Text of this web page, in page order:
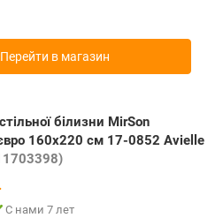
Перейти в магазин
білизни MirSon
160x220 см 17-0852 Avielle
С нами 7 лет